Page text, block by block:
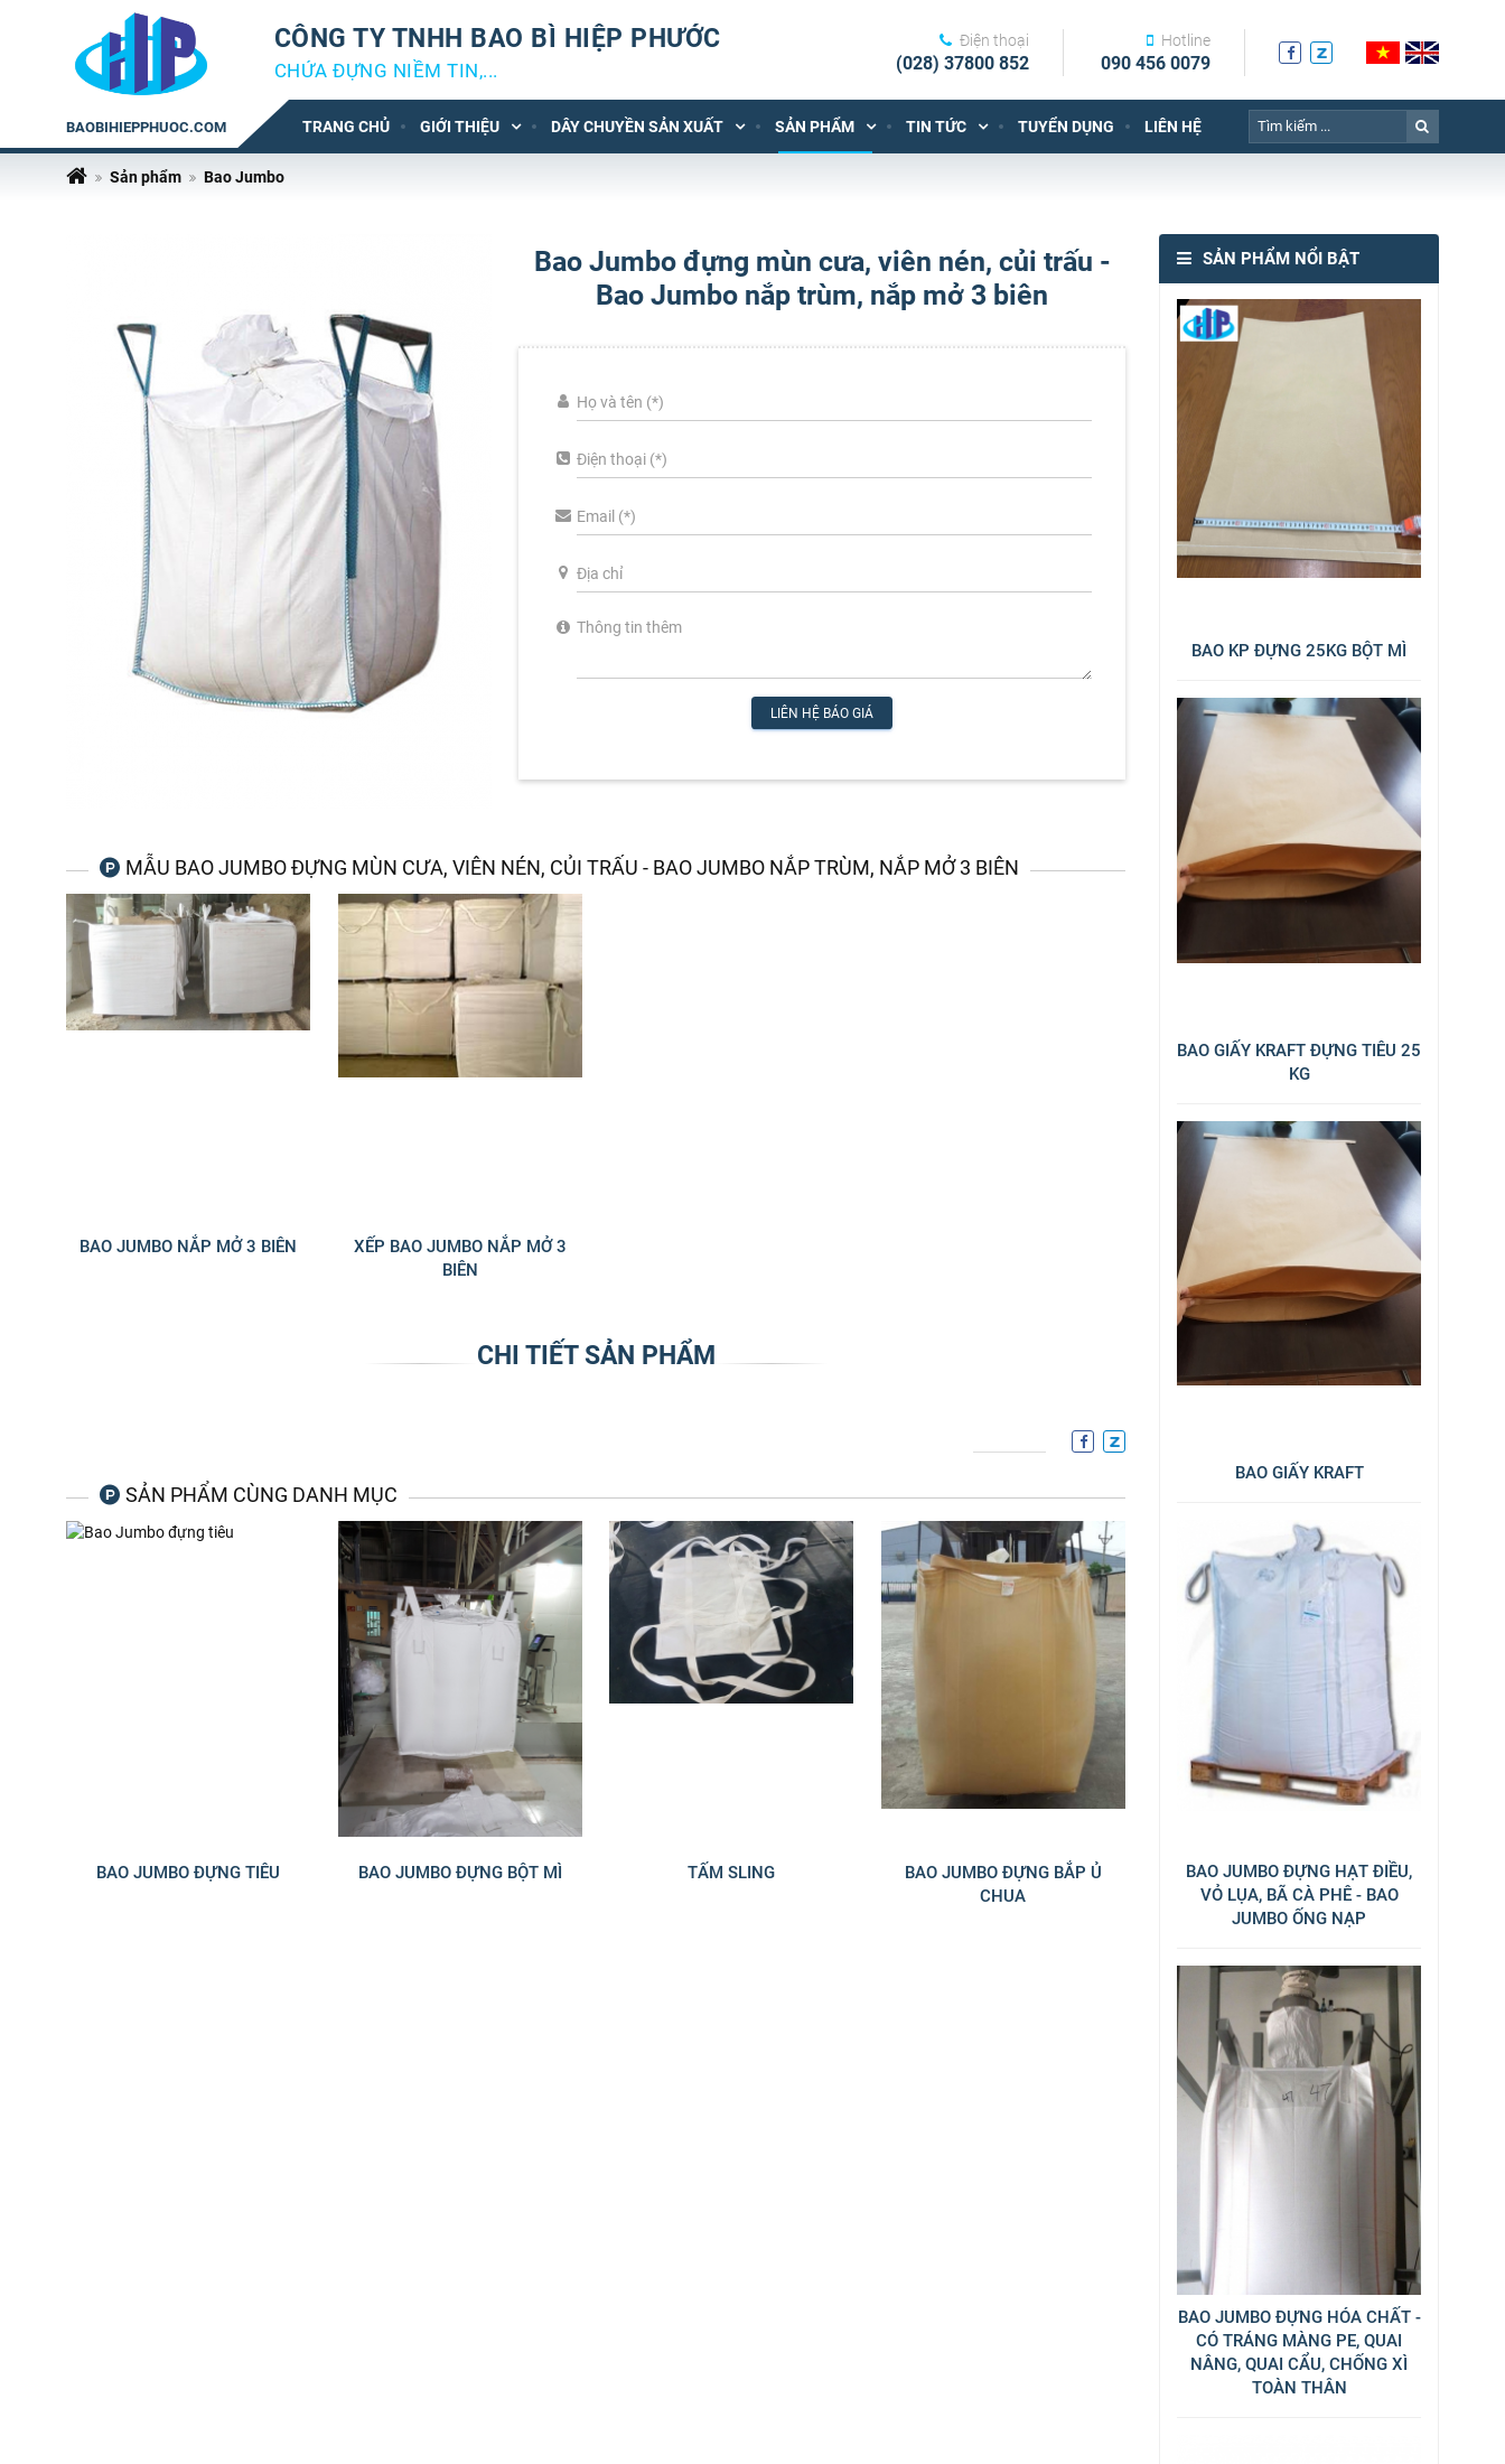
CÔNG TY TNHH BAO BÌ HIỆP PHƯỚC
CHỨA ĐỰNG NIỀM TIN,...
Điện thoại
(028) 37800 852
Hotline
090 456 0079
BAOBIHIEPPHUOC.COM TRANG CHỦ GIỚI THIỆU DÂY CHUYỀN SẢN XUẤT SẢN PHẨM TIN TỨC TUYỂN DỤNG LIÊN HỆ
Sản phẩm Bao Jumbo
Bao Jumbo đựng mùn cưa, viên nén, củi trấu -
Bao Jumbo nắp trùm, nắp mở 3 biên
LIÊN HỆ BÁO GIÁ
MẪU BAO JUMBO ĐỰNG MÙN CƯA, VIÊN NÉN, CỦI TRẤU - BAO JUMBO NẮP TRÙM, NẮP MỞ 3 BIÊN
BAO JUMBO NẮP MỞ 3 BIÊN
XẾP BAO JUMBO NẮP MỞ 3
BIÊN
CHI TIẾT SẢN PHẨM
SẢN PHẨM CÙNG DANH MỤC
BAO JUMBO ĐỰNG TIÊU BAO JUMBO ĐỰNG BỘT MÌ TẤM SLING
BAO JUMBO ĐỰNG BẮP Ủ
CHUA
SẢN PHẨM NỔI BẬT
BAO KP ĐỰNG 25KG BỘT MÌ
BAO GIẤY KRAFT ĐỰNG TIÊU 25
KG
BAO GIẤY KRAFT
BAO JUMBO ĐỰNG HẠT ĐIỀU,
VỎ LỤA, BÃ CÀ PHÊ - BAO
JUMBO ỐNG NẠP
BAO JUMBO ĐỰNG HÓA CHẤT -
CÓ TRÁNG MÀNG PE, QUAI
NÂNG, QUAI CẨU, CHỐNG XÌ
TOÀN THÂN